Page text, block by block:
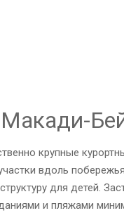
Макади-
крупные
вдоль
для детей.
и пляжами